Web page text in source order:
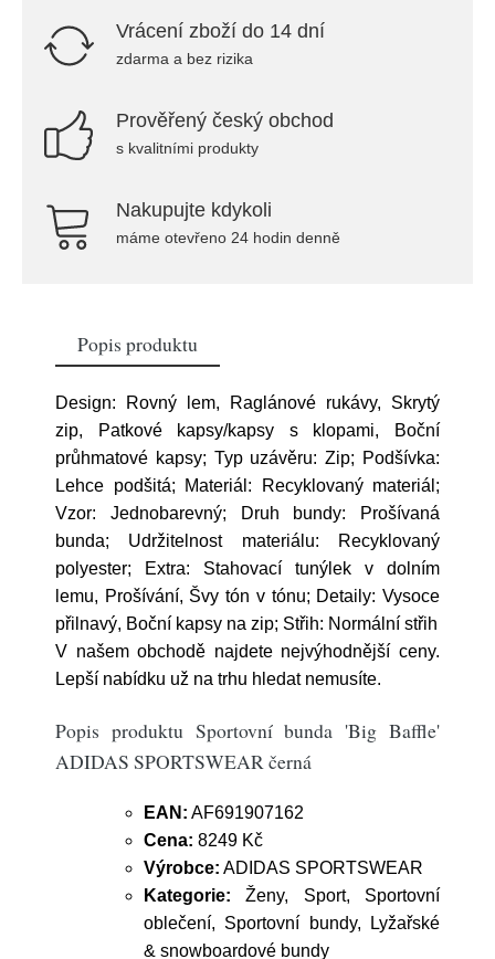
Vrácení zboží do 14 dní
zdarma a bez rizika
Prověřený český obchod
s kvalitními produkty
Nakupujte kdykoli
máme otevřeno 24 hodin denně
Popis produktu
Design: Rovný lem, Raglánové rukávy, Skrytý
zip, Patkové kapsy/kapsy s klopami, Boční
průhmatové kapsy; Typ uzávěru: Zip; Podšívka:
Lehce podšitá; Materiál: Recyklovaný materiál;
Vzor: Jednobarevný; Druh bundy: Prošívaná
bunda; Udržitelnost materiálu: Recyklovaný
polyester; Extra: Stahovací tunýlek v dolním
lemu, Prošívání, Švy tón v tónu; Detaily: Vysoce
přilnavý, Boční kapsy na zip; Střih: Normální střih
V našem obchodě najdete nejvýhodnější ceny.
Lepší nabídku už na trhu hledat nemusíte.
Popis produktu Sportovní bunda 'Big Baffle'
ADIDAS SPORTSWEAR černá
EAN: AF691907162
Cena: 8249 Kč
Výrobce: ADIDAS SPORTSWEAR
Kategorie: Ženy, Sport, Sportovní
oblečení, Sportovní bundy, Lyžařské
& snowboardové bundy